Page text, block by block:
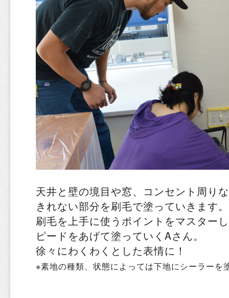
天井と壁の境目や窓、コンセント周り
きれない部分を刷毛で塗っていきます。
刷毛を上手に使うポイントをマスター
ピードをあげて塗っていくAさん。
徐々にわくわくとした表情に！
※素地の種類、状態によっては下地にシーラーを